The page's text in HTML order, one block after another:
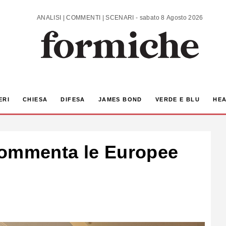
ANALISI | COMMENTI | SCENARI - sabato 8 Agosto 2026
CHIESA DIFESA JAMES BOND VERDE E BLU
le Europee